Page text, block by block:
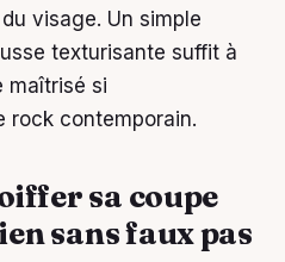
visage. Un simple
texturisante suffit à
maîtrisé si
rock contemporain.
sa coupe
sans faux pas